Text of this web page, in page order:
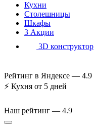
Кухни
Столешницы
Шкафы
3 Акции
3D конструктор
Рейтинг в Яндексе — 4.9
⚡ Кухня от 5 дней
Наш рейтинг — 4.9